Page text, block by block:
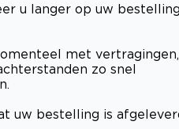
u langer op uw bestelling
met vertragingen,
zo snel
uw bestelling is